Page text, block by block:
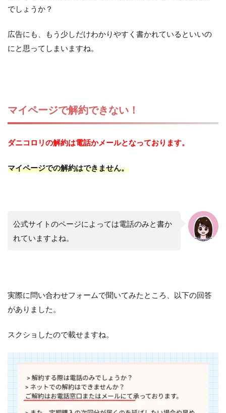
でしょうか？
広告にも、もう少しだけわかりやすく書かれているといいの
にと思ってしまいますね。
マイページで解約できない！
ダニコロリの解約は電話かメールとなっております。
マイページでの解約はできません。
公式サイトのページによっては電話のみと書か
れていますよね。
実際に問い合わせフォームで聞いてみたところ、以下の回答
がありました。
スクショしたので載せますね。